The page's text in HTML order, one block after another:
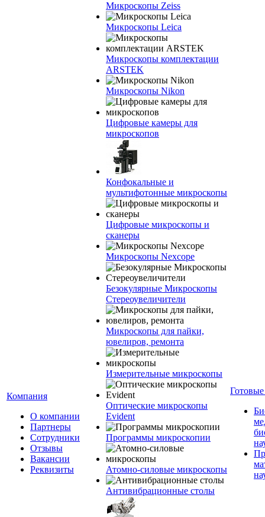
Компания
О компании
Партнеры
Сотрудники
Отзывы
Вакансии
Реквизиты
Микроскопы Zeiss
Микроскопы Leica
Микроскопы комплектации
ARSTEK
Микроскопы Nikon
Цифровые камеры для
микроскопов
Конфокальные и
мультифотонные микроскопы
Цифровые микроскопы и
сканеры
Микроскопы Nexcope
Безокулярные Микроскопы
Стереоувеличители
Микроскопы для пайки,
ювелиров, ремонта
Измерительные микроскопы
Оптические микроскопы
Evident
Программы микроскопии
Атомно-силовые микроскопы
Антивибрационные столы